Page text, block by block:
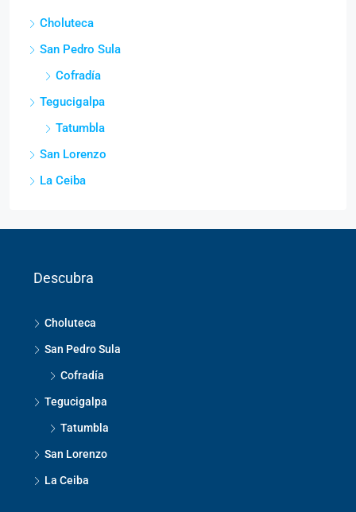
Choluteca
San Pedro Sula
Cofradía
Tegucigalpa
Tatumbla
San Lorenzo
La Ceiba
Descubra
Choluteca
San Pedro Sula
Cofradía
Tegucigalpa
Tatumbla
San Lorenzo
La Ceiba